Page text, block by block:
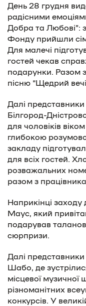
День 28 грудня
радісними
Добра та Любові”:
Фонду прийшли
Для малечі
гостей чекав
подарунки. Разом
пісню “Щедрий
Далі представники
Білгород-
для чоловіків
глибокою
закладу
для всіх гостей.
розважальних
разом з
Наприкінці
Маус, який
подарував
сюрпризи.
Далі
Шабо, де
місцевої музичної
різноманітних
конкурсів. У